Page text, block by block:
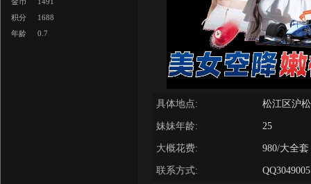
积分
1688
年龄
0.7
具体地点: 松江区沪
妹妹年龄: 25
大概花费: 980/大全套
联系方式: